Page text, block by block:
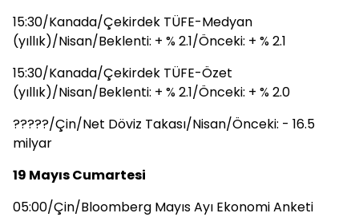
15:30/Kanada/Çekirdek TÜFE-Medyan
(yıllık)/Nisan/Beklenti: + % 2.1/Önceki: + % 2.1
15:30/Kanada/Çekirdek TÜFE-Özet
(yıllık)/Nisan/Beklenti: + % 2.1/Önceki: + % 2.0
?????/Çin/Net Döviz Takası/Nisan/Önceki: - 16.5
milyar
19 Mayıs Cumartesi
05:00/Çin/Bloomberg Mayıs Ayı Ekonomi Anketi